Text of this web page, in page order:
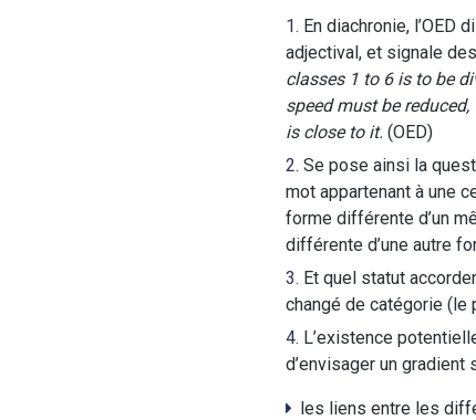
En diachronie, l’OED
adjectival, et signale
classes 1 to 6 is to be
speed must be
is close to it. (OED)
Se pose ainsi la
mot appartenant à une
forme différente d’un
différente d’une autre
Et quel statut
changé de catégorie (le
L’existence
d’envisager un gradient
les liens entre les